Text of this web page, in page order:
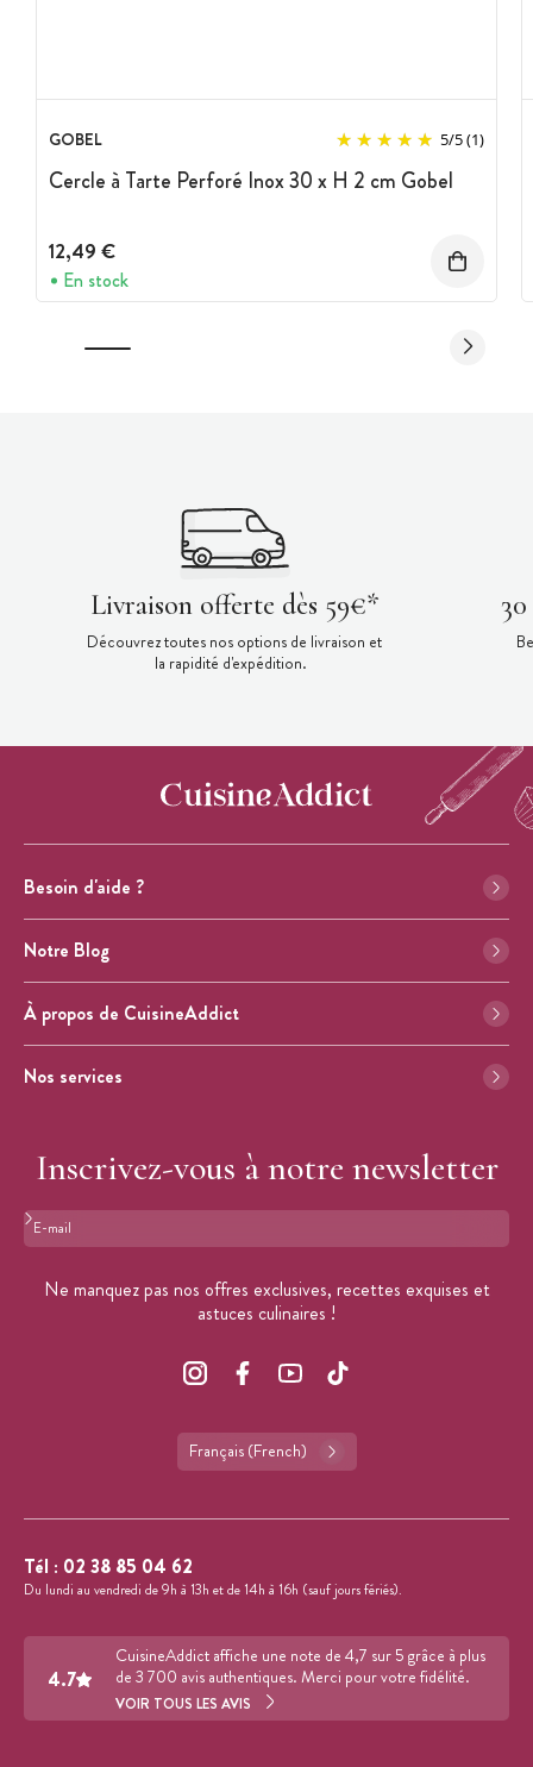
GOBEL 5/5(1)
Cercle à Tarte Perforé Inox 30 x H 2 cm Gobel
12,49 €
En stock
Livraison offerte dès 59€*
Découvrez toutes nos options de livraison et
la rapidité d'expédition.
Besoin d'aide ?
Notre Blog
À propos de CuisineAddict
Nos services
Inscrivez-vous à notre newsletter
Format : adresse@email.com
Ne manquez pas nos offres exclusives, recettes exquises et
astuces culinaires !
Français (French)
Tél : 02 38 85 04 62
Du lundi au vendredi de 9h à 13h et de 14h à 16h (sauf jours fériés).
4.7
CuisineAddict affiche une note de 4,7 sur 5 grâce à plus
de 3 700 avis authentiques. Merci pour votre fidélité.
VOIR TOUS LES AVIS